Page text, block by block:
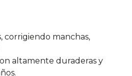
corrigiendo manchas,
altamente duraderas y